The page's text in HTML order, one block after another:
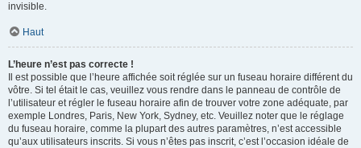
invisible.
Haut
L’heure n’est pas correcte !
Il est possible que l’heure affichée soit réglée sur un fuseau horaire différent du
vôtre. Si tel était le cas, veuillez vous rendre dans le panneau de contrôle de
l’utilisateur et régler le fuseau horaire afin de trouver votre zone adéquate, par
exemple Londres, Paris, New York, Sydney, etc. Veuillez noter que le réglage
du fuseau horaire, comme la plupart des autres paramètres, n’est accessible
qu’aux utilisateurs inscrits. Si vous n’êtes pas inscrit, c’est l’occasion idéale de